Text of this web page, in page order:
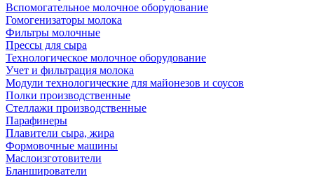
Вспомогательное молочное оборудование
Гомогенизаторы молока
Фильтры молочные
Прессы для сыра
Технологическое молочное оборудование
Учет и фильтрация молока
Модули технологические для майонезов и соусов
Полки производственные
Стеллажи производственные
Парафинеры
Плавители сыра, жира
Формовочные машины
Маслоизготовители
Бланширователи